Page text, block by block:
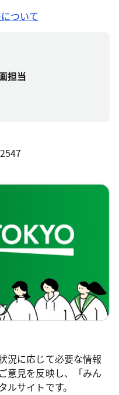
ついて
担当
況に応じて必要な情報
意見を反映し、「みん
サイトです。